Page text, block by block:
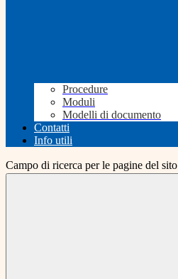
Procedure
Moduli
Modelli di documento
Contatti
Info utili
Campo di ricerca per le pagine del sito